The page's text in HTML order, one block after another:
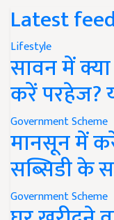
Latest
Lifestyle
सावन में
करें परहेज?
Government Scheme
मानसून में
सब्सिडी के
Government Scheme